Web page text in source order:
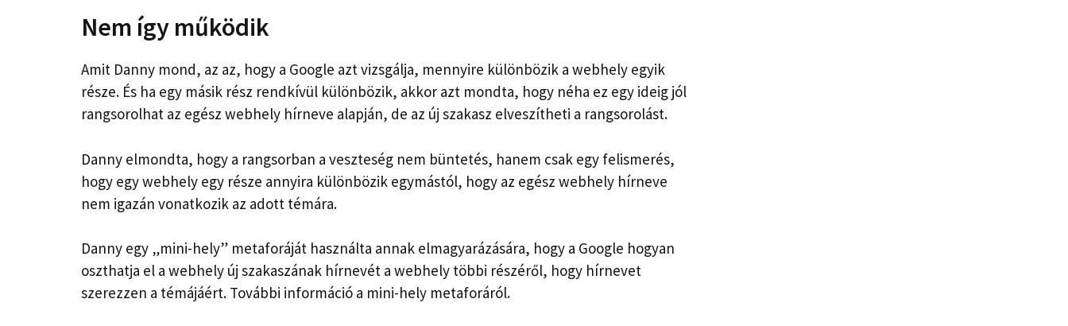
Nem így működik
Amit Danny mond, az az, hogy a Google azt vizsgálja, mennyire különbözik a webhely egyik
része. És ha egy másik rész rendkívül különbözik, akkor azt mondta, hogy néha ez egy ideig jól
rangsorolhat az egész webhely hírneve alapján, de az új szakasz elveszítheti a rangsorolást.
Danny elmondta, hogy a rangsorban a veszteség nem büntetés, hanem csak egy felismerés,
hogy egy webhely egy része annyira különbözik egymástól, hogy az egész webhely hírneve
nem igazán vonatkozik az adott témára.
Danny egy „mini-hely” metaforáját használta annak elmagyarázására, hogy a Google hogyan
oszthatja el a webhely új szakaszának hírnevét a webhely többi részéről, hogy hírnevet
szerezzen a témájáért. További információ a mini-hely metaforáról.